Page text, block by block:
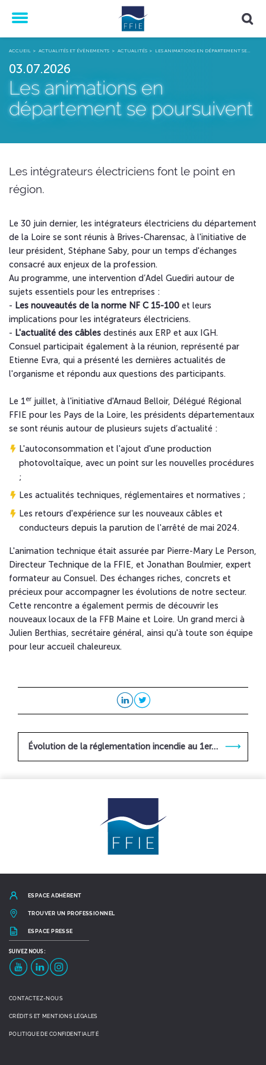
ACCUEIL
ACTUALITÉS ET ÉVÈNEMENTS ACTUALITÉS LES ANIMATIONS EN DÉPARTEMENT SE…
03.07.2026
Les animations en
département se poursuivent
Les intégrateurs électriciens font le point en
région.
Le 30 juin dernier, les intégrateurs électriciens du département
de la Loire se sont réunis à Brives-Charensac, à l'initiative de
leur président, Stéphane Saby, pour un temps d'échanges
consacré aux enjeux de la profession.
Au programme, une intervention d’Adel Guediri autour de
sujets essentiels pour les entreprises :
- Les nouveautés de la norme NF C 15-100 et leurs
implications pour les intégrateurs électriciens.
- L'actualité des câbles destinés aux ERP et aux IGH.
Consuel participait également à la réunion, représenté par
Etienne Evra, qui a présenté les dernières actualités de
l'organisme et répondu aux questions des participants.
Le 1er juillet, à l'initiative d'Arnaud Belloir, Délégué Régional
FFIE pour les Pays de la Loire, les présidents départementaux
se sont réunis autour de plusieurs sujets d’actualité :
L'autoconsommation et l'ajout d'une production
photovoltaïque, avec un point sur les nouvelles procédures
;
Les actualités techniques, réglementaires et normatives ;
Les retours d'expérience sur les nouveaux câbles et
conducteurs depuis la parution de l'arrêté de mai 2024.
L'animation technique était assurée par Pierre-Mary Le Person,
Directeur Technique de la FFIE, et Jonathan Boulmier, expert
formateur au Consuel. Des échanges riches, concrets et
précieux pour accompagner les évolutions de notre secteur.
Cette rencontre a également permis de découvrir les
nouveaux locaux de la FFB Maine et Loire. Un grand merci à
Julien Berthias, secrétaire général, ainsi qu'à toute son équipe
pour leur accueil chaleureux.
Évolution de la réglementation incendie au 1er…
ESPACE ADHÉRENT
TROUVER UN PROFESSIONNEL
ESPACE PRESSE
SUIVEZ NOUS :
CONTACTEZ-NOUS
CRÉDITS ET MENTIONS LÉGALES
POLITIQUE DE CONFIDENTIALITÉ